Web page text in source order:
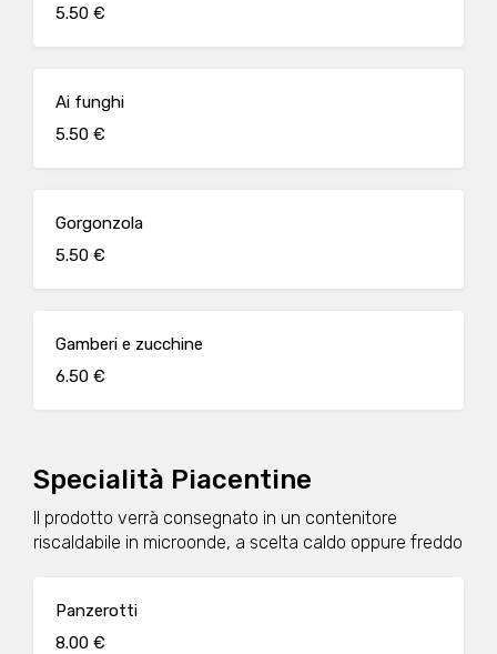
5.50 €
Ai funghi
5.50 €
Gorgonzola
5.50 €
Gamberi e zucchine
6.50 €
Specialità Piacentine
Il prodotto verrà consegnato in un contenitore
riscaldabile in microonde, a scelta caldo oppure freddo
Panzerotti
8.00 €